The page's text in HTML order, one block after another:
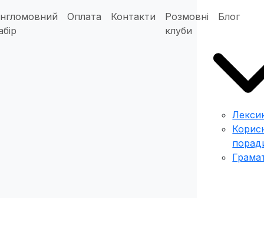
Оплата Контакти
Розмовні
клуби
Блог